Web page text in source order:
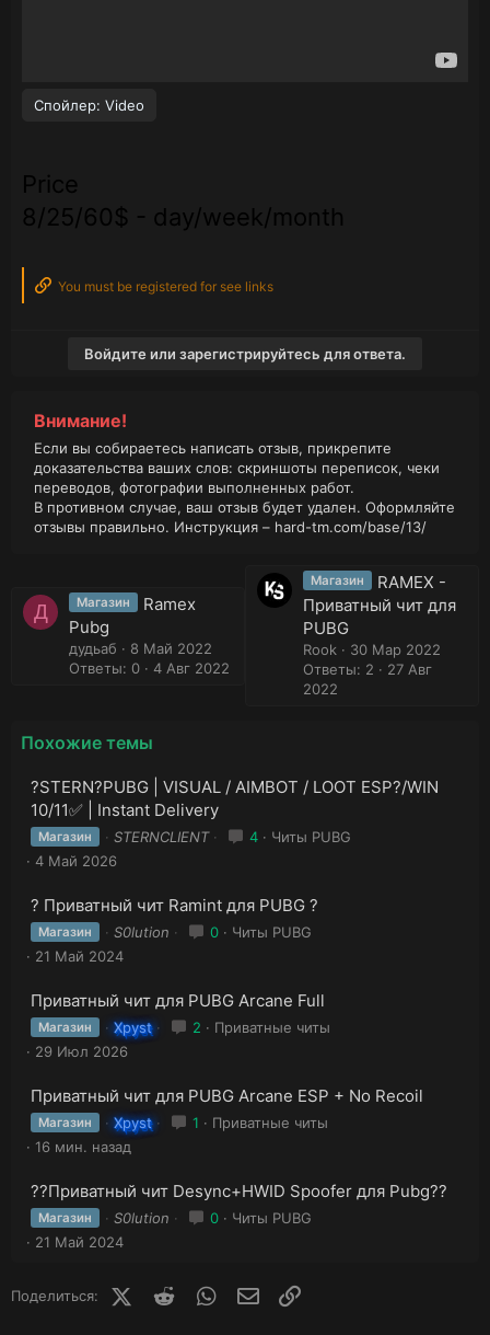
Спойлер: Video
Price
8/25/60$ - day/week/month
You must be registered for see links
Войдите или зарегистрируйтесь для ответа.
Внимание!
Если вы собираетесь написать отзыв, прикрепите
доказательства ваших слов: скриншоты переписок, чеки
переводов, фотографии выполненных работ.
В противном случае, ваш отзыв будет удален. Оформляйте
отзывы правильно. Инструкция – hard-tm.com/base/13/
Д Магазин
Ramex
Pubg
дудьаб
8 Май 2022
Ответы: 0
4 Авг 2022
Магазин
RAMEX -
Приватный чит для
PUBG
Rook
30 Мар 2022
Ответы: 2
27 Авг
2022
Похожие темы
?STERN?PUBG | VISUAL / AIMBOT / LOOT ESP?/WIN
10/11✅ | Instant Delivery
Магазин STERNCLIENT 4
Читы PUBG
4 Май 2026
? Приватный чит Ramint для PUBG ?
Магазин S0lution 0
Читы PUBG
21 Май 2024
Приватный чит для PUBG Arcane Full
Магазин Xpyst 2
Приватные читы
29 Июл 2026
Приватный чит для PUBG Arcane ESP + No Recoil
Магазин Xpyst 1
Приватные читы
16 мин. назад
?‍?Приватный чит Desync+HWID Spoofer для Pubg?‍?
Магазин S0lution 0
Читы PUBG
21 Май 2024
Поделиться: X (Twitter)Reddit WhatsApp
E-mail